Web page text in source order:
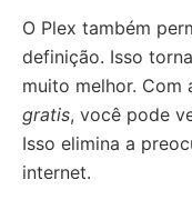
O Plex também
definição. Isso
muito melhor. Com
gratis, você pode
Isso elimina a
internet.